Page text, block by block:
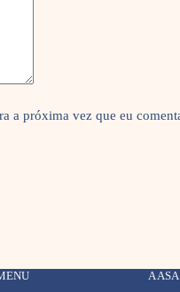
a próxima vez que eu
A ASA